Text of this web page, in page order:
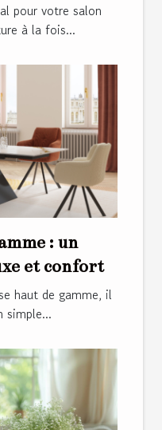
pour votre salon
à la fois...
: un
et confort
haut de gamme, il
simple...